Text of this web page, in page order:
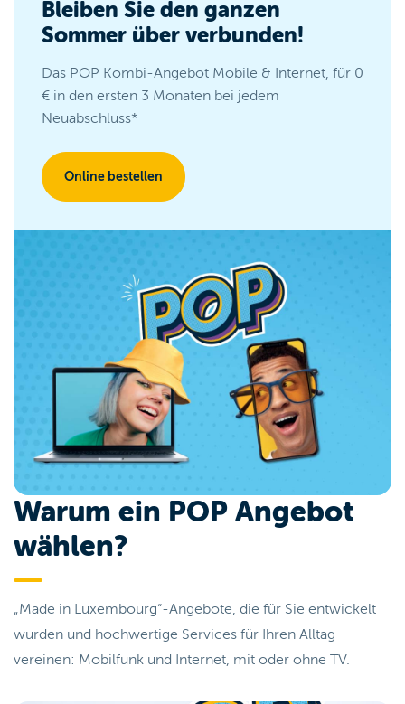
Bleiben Sie den ganzen
Sommer über verbunden!
Das POP Kombi-Angebot Mobile & Internet, für 0
€ in den ersten 3 Monaten bei jedem
Neuabschluss*
Online bestellen
Warum ein POP Angebot
wählen?
„Made in Luxembourg“-Angebote, die für Sie entwickelt
wurden und hochwertige Services für Ihren Alltag
vereinen: Mobilfunk und Internet, mit oder ohne TV.